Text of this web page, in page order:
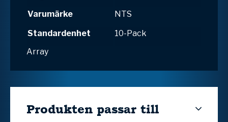
Varumärke
NTS
Standardenhet
10-Pack
Array
Produkten passar till